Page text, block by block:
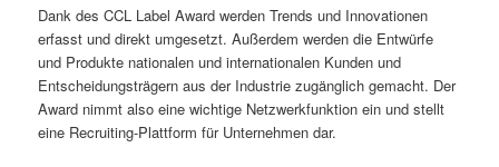
Dank des CCL Label Award werden Trends und Innovationen
erfasst und direkt umgesetzt. Außerdem werden die Entwürfe
und Produkte nationalen und internationalen Kunden und
Entscheidungsträgern aus der Industrie zugänglich gemacht. Der
Award nimmt also eine wichtige Netzwerkfunktion ein und stellt
eine Recruiting-Plattform für Unternehmen dar.